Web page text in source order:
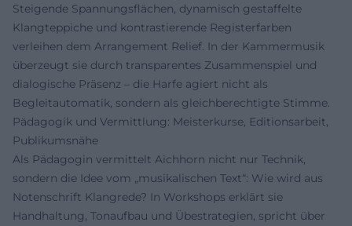
Steigende Spannungsflächen, dynamisch gestaffelte
Klangteppiche und kontrastierende Registerfarben
verleihen dem Arrangement Relief. In der Kammermusik
überzeugt sie durch transparentes Zusammenspiel und
dialogische Präsenz – die Harfe agiert nicht als
Begleitautomatik, sondern als gleichberechtigte Stimme.
Pädagogik und Vermittlung: Meisterkurse, Editionsarbeit,
Publikumsnähe
Als Pädagogin vermittelt Aichhorn nicht nur Technik,
sondern die Idee vom „musikalischen Text“: Wie wird aus
Notenschrift Klangrede? In Workshops erklärt sie
Handhaltung, Tonaufbau und Übestrategien, spricht über